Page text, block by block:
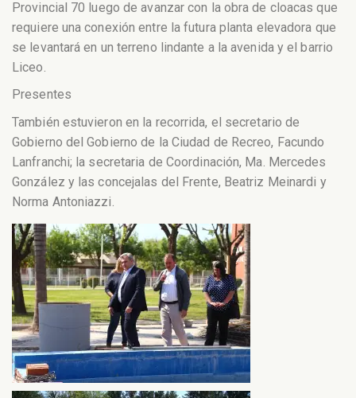
Provincial 70 luego de avanzar con la obra de cloacas que
requiere una conexión entre la futura planta elevadora que
se levantará en un terreno lindante a la avenida y el barrio
Liceo.
Presentes
También estuvieron en la recorrida, el secretario de
Gobierno del Gobierno de la Ciudad de Recreo, Facundo
Lanfranchi; la secretaria de Coordinación, Ma. Mercedes
González y las concejalas del Frente, Beatriz Meinardi y
Norma Antoniazzi.